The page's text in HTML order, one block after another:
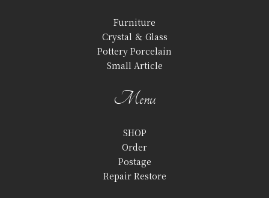
Furniture
Crystal ＆ Glass
Pottery Porcelain
Small Article
Menu
SHOP
Order
Postage
Repair Restore